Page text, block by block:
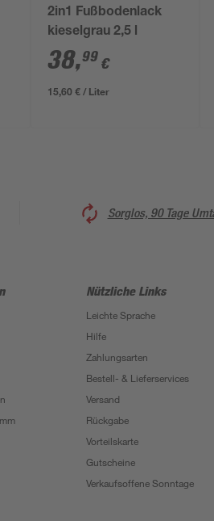
2in1 Fußbodenlack
kieselgrau 2,5 l
38,99 €
15,60 € / Liter
Sorglos, 90 Tage
Nützliche Links
Leichte Sprache
Hilfe
Zahlungsarten
Bestell- & Lieferservices
Versand
Rückgabe
Vorteilskarte
Gutscheine
Verkaufsoffene Sonntage